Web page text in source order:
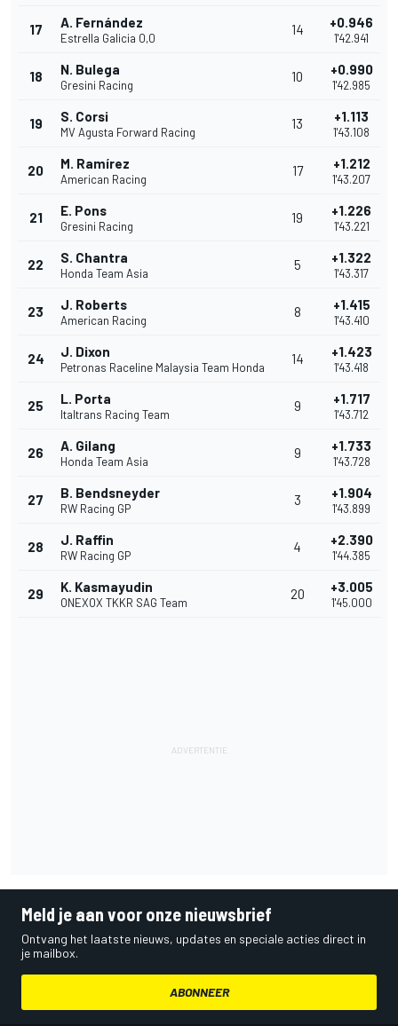
17 A. Fernández
Estrella Galicia 0,0
14 +0.946
1'42.941
18 N. Bulega
Gresini Racing
10 +0.990
1'42.985
19 S. Corsi
MV Agusta Forward Racing
13 +1.113
1'43.108
20 M. Ramírez
American Racing
17 +1.212
1'43.207
21 E. Pons
Gresini Racing
19 +1.226
1'43.221
22 S. Chantra
Honda Team Asia
5 +1.322
1'43.317
23 J. Roberts
American Racing
8 +1.415
1'43.410
24 J. Dixon
Petronas Raceline Malaysia Team Honda
14 +1.423
1'43.418
25 L. Porta
Italtrans Racing Team
9 +1.717
1'43.712
26 A. Gilang
Honda Team Asia
9 +1.733
1'43.728
27 B. Bendsneyder
RW Racing GP
3 +1.904
1'43.899
28 J. Raffin
RW Racing GP
4 +2.390
1'44.385
29 K. Kasmayudin
ONEXOX TKKR SAG Team
20 +3.005
1'45.000
Meld je aan voor onze nieuwsbrief
Ontvang het laatste nieuws, updates en speciale acties direct in
je mailbox.
ABONNEER